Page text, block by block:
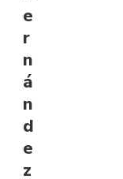
e
r
n
á
n
d
e
z